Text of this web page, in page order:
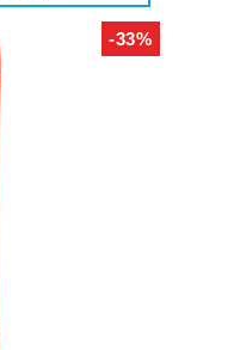
-33%